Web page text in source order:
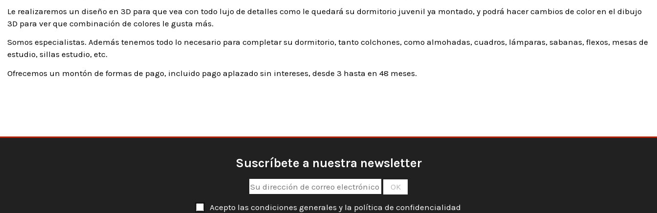
Le realizaremos un diseño en 3D para que vea con todo lujo de detalles como le quedará su dormitorio juvenil ya montado, y podrá hacer cambios de color en el dibujo
3D para ver que combinación de colores le gusta más.
Somos especialistas. Además tenemos todo lo necesario para completar su dormitorio, tanto colchones, como almohadas, cuadros, lámparas, sabanas, flexos, mesas de
estudio, sillas estudio, etc.
Ofrecemos un montón de formas de pago, incluido pago aplazado sin intereses, desde 3 hasta en 48 meses.
Suscríbete a nuestra newsletter
Acepto las condiciones generales y la política de confidencialidad